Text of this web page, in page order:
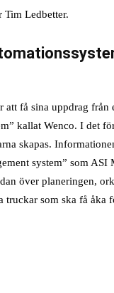
Tim Ledbetter.
att få sina uppdrag från
kallat Wenco. I det
skapas.
system” som ASI
över planeringen,
truckar som ska få åka